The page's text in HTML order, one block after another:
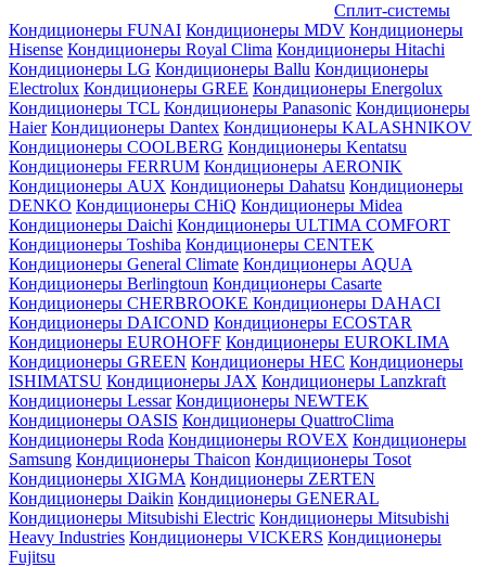
Сплит-системы
Кондиционеры FUNAI Кондиционеры MDV Кондиционеры
Hisense Кондиционеры Royal Clima Кондиционеры Hitachi
Кондиционеры LG Кондиционеры Ballu Кондиционеры
Electrolux Кондиционеры GREE Кондиционеры Energolux
Кондиционеры TCL Кондиционеры Panasonic Кондиционеры
Haier Кондиционеры Dantex Кондиционеры KALASHNIKOV
Кондиционеры СOOLBERG Кондиционеры Kentatsu
Кондиционеры FERRUM Кондиционеры AERONIK
Кондиционеры AUX Кондиционеры Dahatsu Кондиционеры
DENKO Кондиционеры CHiQ Кондиционеры Midea
Кондиционеры Daichi Кондиционеры ULTIMA COMFORT
Кондиционеры Toshiba Кондиционеры CENTEK
Кондиционеры General Climate Кондиционеры AQUA
Кондиционеры Berlingtoun Кондиционеры Casarte
Кондиционеры CHERBROOKE Кондиционеры DAHACI
Кондиционеры DAICOND Кондиционеры ECOSTAR
Кондиционеры EUROHOFF Кондиционеры EUROKLIMA
Кондиционеры GREEN Кондиционеры HEC Кондиционеры
ISHIMATSU Кондиционеры JAX Кондиционеры Lanzkraft
Кондиционеры Lessar Кондиционеры NEWTEK
Кондиционеры OASIS Кондиционеры QuattroClima
Кондиционеры Roda Кондиционеры ROVEX Кондиционеры
Samsung Кондиционеры Thaicon Кондиционеры Tosot
Кондиционеры XIGMA Кондиционеры ZERTEN
Кондиционеры Daikin Кондиционеры GENERAL
Кондиционеры Mitsubishi Electric Кондиционеры Mitsubishi
Heavy Industries Кондиционеры VICKERS Кондиционеры
Fujitsu